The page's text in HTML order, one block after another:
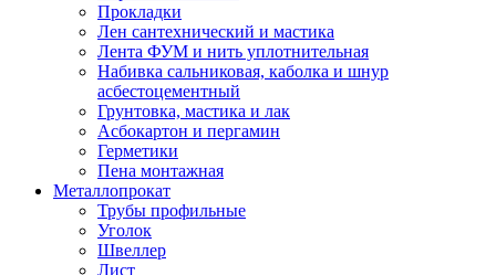
Прокладки
Лен сантехнический и мастика
Лента ФУМ и нить уплотнительная
Набивка сальниковая, каболка и шнур
асбестоцементный
Грунтовка, мастика и лак
Асбокартон и пергамин
Герметики
Пена монтажная
Металлопрокат
Трубы профильные
Уголок
Швеллер
Лист